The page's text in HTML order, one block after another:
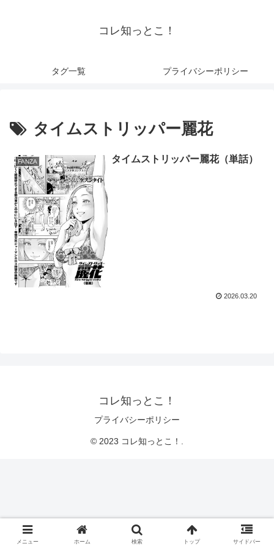
コレ知っとこ！
タグ一覧 プライバシーポリシー
タイムストリッパー麗花
FANZA タイムストリッパー麗花（単話）
2026.03.20
コレ知っとこ！
プライバシーポリシー
© 2023 コレ知っとこ！.
メニュー ホーム 検索 トップ サイドバー